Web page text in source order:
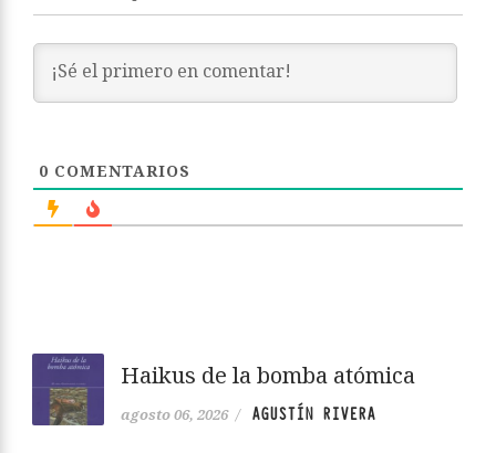
0 COMENTARIOS
Haikus de la bomba atómica
agosto 06, 2026 / AGUSTÍN RIVERA